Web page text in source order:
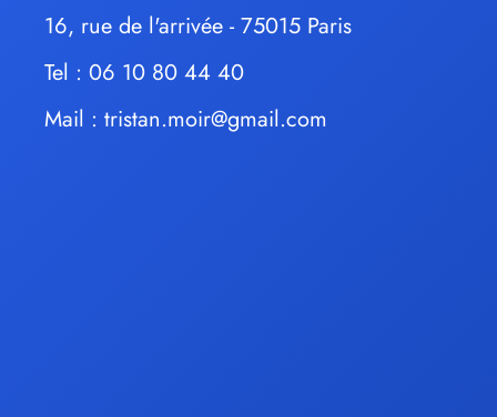
16, rue de l'arrivée - 75015 Paris
Tel : 06 10 80 44 40
Mail : tristan.moir@gmail.com